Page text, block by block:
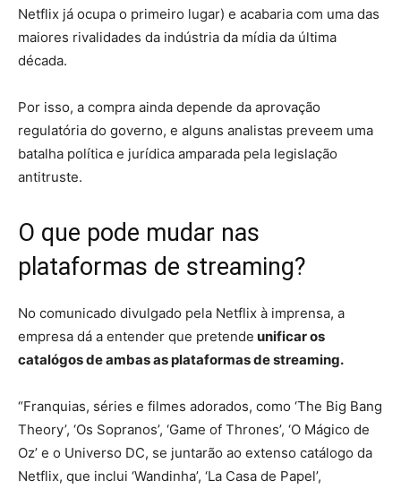
Netflix já ocupa o primeiro lugar) e acabaria com uma das
maiores rivalidades da indústria da mídia da última
década.
Por isso, a compra ainda depende da aprovação
regulatória do governo, e alguns analistas preveem uma
batalha política e jurídica amparada pela legislação
antitruste.
O que pode mudar nas
plataformas de streaming?
No comunicado divulgado pela Netflix à imprensa, a
empresa dá a entender que pretende unificar os
catalógos de ambas as plataformas de streaming.
“Franquias, séries e filmes adorados, como ‘The Big Bang
Theory’, ‘Os Sopranos’, ‘Game of Thrones’, ‘O Mágico de
Oz’ e o Universo DC, se juntarão ao extenso catálogo da
Netflix, que inclui ‘Wandinha’, ‘La Casa de Papel’,